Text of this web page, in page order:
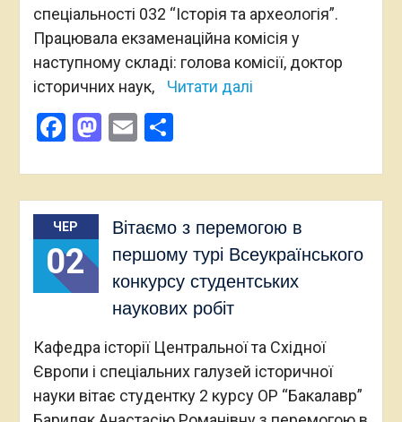
спеціальності 032 “Історія та археологія”.
Працювала екзаменаційна комісія у
наступному складі: голова комісії, доктор
історичних наук,
Читати далі
Facebook
Mastodon
EmailПоділитися
ЧЕР
02
Вітаємо з перемогою в
першому турі Всеукраїнського
конкурсу студентських
наукових робіт
Кафедра історії Центральної та Східної
Європи і спеціальних галузей історичної
науки вітає студентку 2 курсу ОР “Бакалавр”